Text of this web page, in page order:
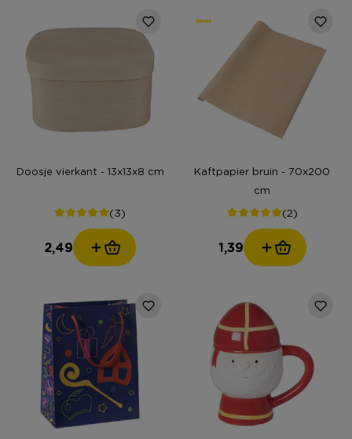
Doosje vierkant - 13x13x8 cm
(3)
2,49
Kaftpapier bruin - 70x200
cm
(2)
1,39